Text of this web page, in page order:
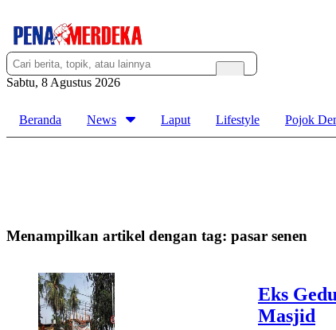
Sabtu, 8 Agustus 2026
Beranda News Laput Lifestyle Pojok
Menampilkan artikel dengan tag: pasar senen
Eks
Masjid